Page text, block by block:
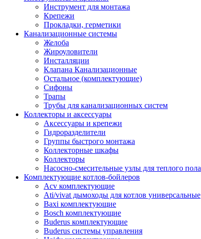
Инструмент для монтажа
Крепежи
Прокладки, герметики
Канализационные системы
Желоба
Жироуловители
Инсталляции
Клапана Канализационные
Остальное (комплектующие)
Сифоны
Трапы
Трубы для канализационных систем
Коллекторы и аксессуары
Аксессуары и крепежи
Гидроразделители
Группы быстрого монтажа
Коллекторные шкафы
Коллекторы
Насосно-смесительные узлы для теплого пола
Комплектующие котлов-бойлеров
Acv комплектующие
Ati/vivat дымоходы для котлов универсальные
Baxi комплектующие
Bosch комплектующие
Buderus комплектующие
Buderus системы управления